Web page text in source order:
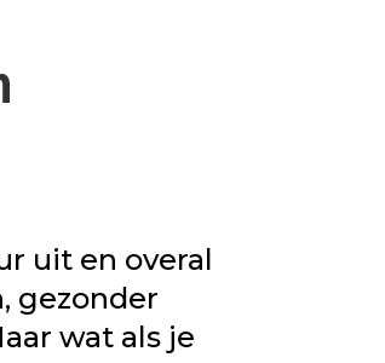
uit en overal
gezonder
wat als je